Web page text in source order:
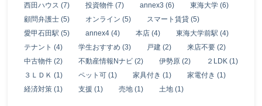
西田ハウス (7)
投資物件 (7) annex3 (6)
東海大学 (6)
顧問弁護士 (5)
オンライン (5)
スマート賃貸 (5)
愛甲石田駅 (5)
annex4 (4) 本店 (4)
東海大学前駅 (4)
テナント (4)
学生おすすめ (3) 戸建 (2)
来店不要 (2)
中古物件 (2)
不動産情報Nナビ (2) 伊勢原 (2)
２LDK (1)
３ＬＤＫ (1)
ペット可 (1) 家具付き (1)
家電付き (1)
経済対策 (1)
支援 (1) 売地 (1) 土地 (1)